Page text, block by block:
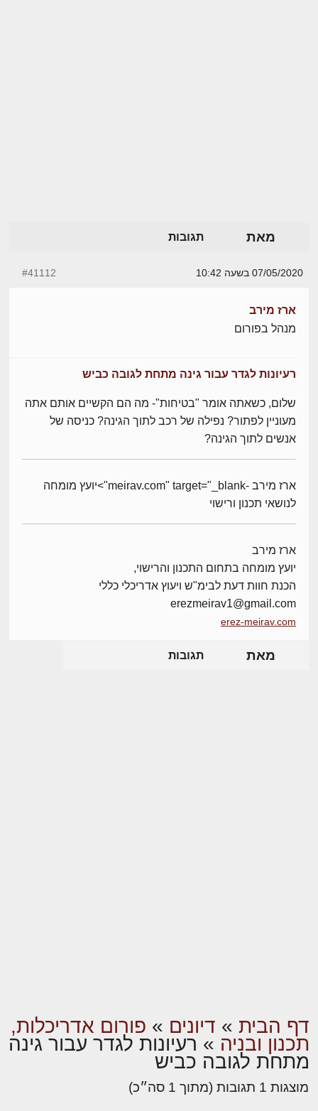
מאת תגובות
07/05/2020 בשעה 10:42 #41112
ארז מירב
מנהל בפורום
רעיונות לגדר עבור גינה מתחת לגובה כביש
שלום, כשאתה אומר "בטיחות"- מה הם הקשיים אותם אתה
מעוניין לפתור? נפילה של רכב לתוך הגינה? כניסה של
אנשים לתוך הגינה?
ארז מירב -meirav.com" target="_blank">יועץ מומחה
לנושאי תכנון ורישוי
ארז מירב
יועץ מומחה בתחום התכנון והרישוי,
הכנת חוות דעת לבימ"ש ויעוץ אדריכלי כללי
erezmeirav1@gmail.com
erez-meirav.com
מאת תגובות
דף הבית » דיונים » פורום אדריכלות,
תכנון ובניה » רעיונות לגדר עבור גינה
מתחת לגובה כביש
מוצגות 1 תגובות (מתוך 1 סה״כ)